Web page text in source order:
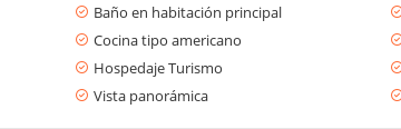
Baño en habitación principal
Cocina tipo americano
Hospedaje Turismo
Vista panorámica